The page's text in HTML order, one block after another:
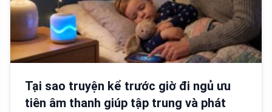
Tại sao truyện kể trước giờ đi ngủ ưu
tiên âm thanh giúp tập trung và phát